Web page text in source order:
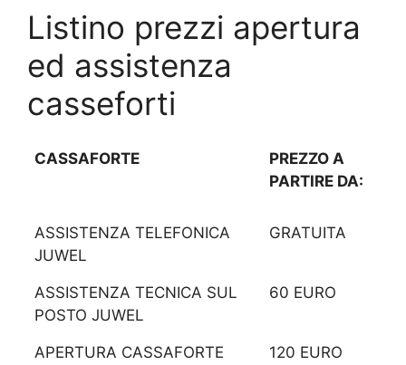
Listino prezzi apertura
ed assistenza
casseforti
CASSAFORTE
PREZZO A
PARTIRE DA:
ASSISTENZA TELEFONICA
JUWEL
GRATUITA
ASSISTENZA TECNICA SUL
POSTO JUWEL
60 EURO
APERTURA CASSAFORTE
120 EURO